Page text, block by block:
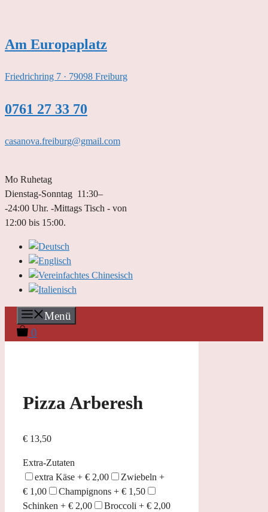
springen
Am Europaplatz
Friedrichring 7 · 79098 Freiburg
0761 27 33 70
casanova.freiburg@gmail.com
Mo Ruhetag
Dienstag-Sonntag 11:30–
-24:00 Uhr. -Mittags Tisch - von
12:00 bis 15:00.
Menü
0
Pizza Arberesh
€ 13,50
Extra-Zutaten
extra Käse + € 2,00
Zwiebeln +
€ 1,00 Champignons + € 1,50
Schinken + € 2,00 Broccoli + € 2,00